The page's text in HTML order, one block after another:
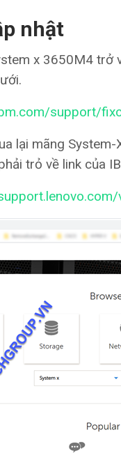
nhật
x 3650M4 trở
support/
lại mãng
trỏ về link của